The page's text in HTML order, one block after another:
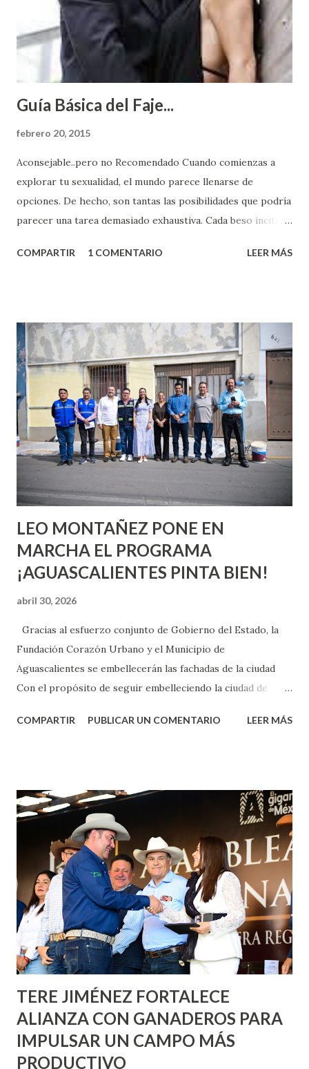
Guía Básica del Faje...
febrero 20, 2015
Aconsejable..pero no Recomendado Cuando comienzas a
explorar tu sexualidad, el mundo parece llenarse de
opciones. De hecho, son tantas las posibilidades que podría
parecer una tarea demasiado exhaustiva. Cada beso incita
partes de ti que jamás hubieras imaginado. El problema es
conoces ni la mitad de lo que deberías saber. Pero incluso
quienes ya han tenido relaciones sexuales no son expertos
o expertas en el tema. Siempre hay algo nuevo que
aprender y nuevas experiencias que conocer. Si eres una
chica y aún no has tenido relaciones sexuales, tal vez
pienses que el sexo será increíble y no puedas esperar para
experimentarlo, pero como cualquier persona con
experiencia te dirá, siempre es mejor cuando ambas partes
son suficientemen...
COMPARTIR 1 COMENTARIO LEER MÁS
LEO MONTAÑEZ PONE EN
MARCHA EL PROGRAMA
¡AGUASCALIENTES PINTA BIEN!
abril 30, 2026
Gracias al esfuerzo conjunto de Gobierno del Estado, la
Fundación Corazón Urbano y el Municipio de
Aguascalientes se embellecerán las fachadas de la ciudad
Con el propósito de seguir embelleciendo la ciudad de
municipal, Leo Montañez dio inicio al programa
Corazón Urbano y el Municipio capital. Leo Montañez
informó que en este programa se usarán cerca de 90 mil
metros cuadrados de pintura, para dar inicio en la calle
Nieto, entre Jesús F. Elizondo y la calle 22 de Octubre, con
lo que se aplicará pintura en 66 casas. Posteriormente se
llevará este programa a Villas de Nuestra Señora de la
Asunción, Avenida Alameda y Decreto 27 de Septiembre, en
los edificios FOVISSSTE Ojo de Agua, en la comunidad
Norias de Paso Hondo y en los edificios de...
COMPARTIR PUBLICAR UN COMENTARIO LEER MÁS
TERE JIMÉNEZ FORTALECE
ALIANZA CON GANADEROS PARA
IMPULSAR UN CAMPO MÁS
PRODUCTIVO